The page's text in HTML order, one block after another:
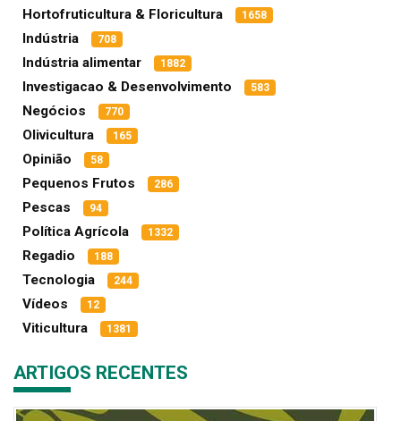
Hortofruticultura & Floricultura 1658
Indústria 708
Indústria alimentar 1882
Investigacao & Desenvolvimento 583
Negócios 770
Olivicultura 165
Opinião 58
Pequenos Frutos 286
Pescas 94
Política Agrícola 1332
Regadio 188
Tecnologia 244
Vídeos 12
Viticultura 1381
ARTIGOS RECENTES